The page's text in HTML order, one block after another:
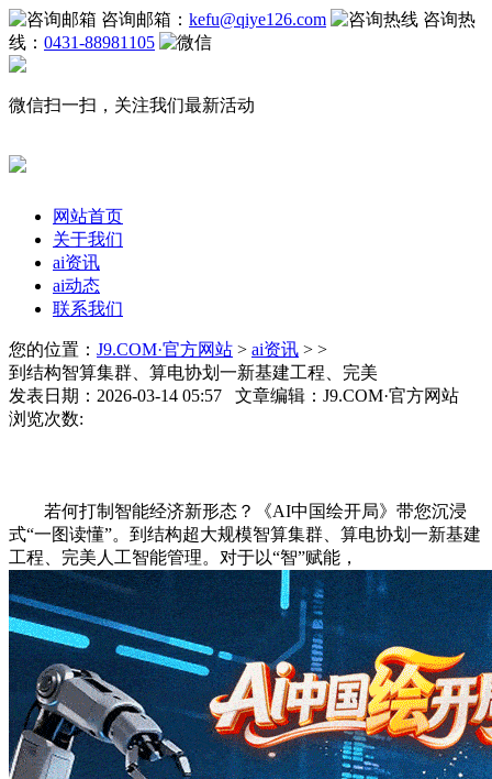
咨询邮箱： kefu@qiye126.com
咨询热
线： 0431-88981105
微信扫一扫，关注我们最新活动
网站首页
关于我们
ai资讯
ai动态
联系我们
您的位置： J9.COM·官方网站 > ai资讯 > >
到结构智算集群、算电协划一新基建工程、完美
发表日期：2026-03-14 05:57 文章编辑：J9.COM·官方网站
浏览次数:
若何打制智能经济新形态？《AI中国绘开局》带您沉浸
式“一图读懂”。到结构超大规模智算集群、算电协划一新基建
工程、完美人工智能管理。对于以“智”赋能，